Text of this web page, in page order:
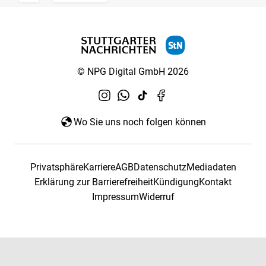
© NPG Digital GmbH 2026
Wo Sie uns noch folgen können
PrivatsphäreKarriereAGBDatenschutzMediadaten
Erklärung zur BarrierefreiheitKündigungKontakt
ImpressumWiderruf